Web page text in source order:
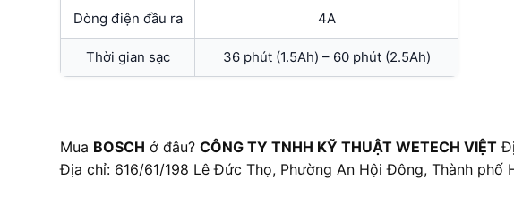
Dòng điện đầu ra 4A
Thời gian sạc 36 phút (1.5Ah) – 60 phút (2.5Ah)
Mua BOSCH ở đâu? CÔNG TY TNHH KỸ THUẬT WETECH VIỆT
Địa chỉ: 616/61/198 Lê Đức Thọ, Phường An Hội Đông, Thành phố